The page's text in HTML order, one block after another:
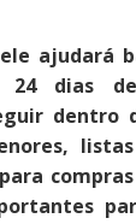
ajudará
dias de
dentro